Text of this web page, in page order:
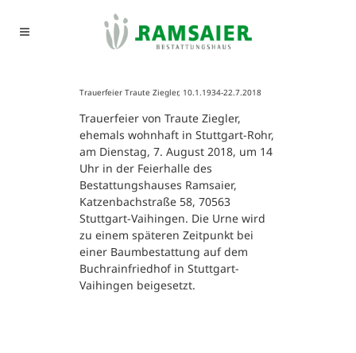
Trauerfeier Traute Ziegler, 10.1.1934-22.7.2018
Trauerfeier von Traute Ziegler,
ehemals wohnhaft in Stuttgart-Rohr,
am Dienstag, 7. August 2018, um 14
Uhr in der Feierhalle des
Bestattungshauses Ramsaier,
Katzenbachstraße 58, 70563
Stuttgart-Vaihingen. Die Urne wird
zu einem späteren Zeitpunkt bei
einer Baumbestattung auf dem
Buchrainfriedhof in Stuttgart-
Vaihingen beigesetzt.